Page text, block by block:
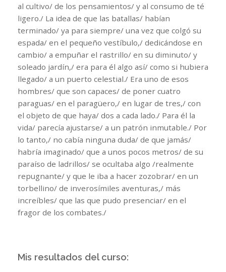
al cultivo/ de los pensamientos/ y al consumo de té
ligero./ La idea de que las batallas/ habían
terminado/ ya para siempre/ una vez que colgó su
espada/ en el pequeño vestíbulo,/ dedicándose en
cambio/ a empuñar el rastrillo/ en su diminuto/ y
soleado jardín,/ era para él algo así/ como si hubiera
llegado/ a un puerto celestial./ Era uno de esos
hombres/ que son capaces/ de poner cuatro
paraguas/ en el paragüero,/ en lugar de tres,/ con
el objeto de que haya/ dos a cada lado./ Para él la
vida/ parecía ajustarse/ a un patrón inmutable./ Por
lo tanto,/ no cabía ninguna duda/ de que jamás/
habría imaginado/ que a unos pocos metros/ de su
paraíso de ladrillos/ se ocultaba algo /realmente
repugnante/ y que le iba a hacer zozobrar/ en un
torbellino/ de inverosímiles aventuras,/ más
increíbles/ que las que pudo presenciar/ en el
fragor de los combates./
Mis resultados del curso: